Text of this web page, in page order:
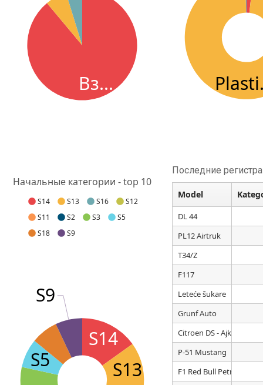
Вз...
S14 S13 S16
S12
S11
S2 S3
S5
S18
S9
Начальные категории - top 10
S14
S13
S5
S9
Последние
Model
DL 44
PL12 Airtruk
T34/Z
F117
Leteće šukare
Grunf Auto
Citroen DS - Ajkula
P-51 Mustang
F1 Red Bull Petronas